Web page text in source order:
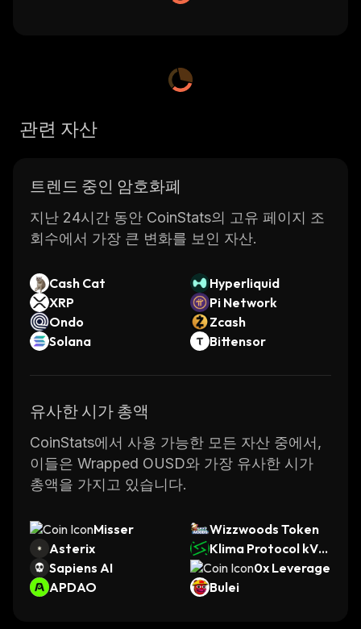
관련 자산
트렌드 중인 암호화폐
지난 24시간 동안 CoinStats의 고유 페이지 조
회수에서 가장 큰 변화를 보인 자산.
Cash Cat
Hyperliquid
XRP
Pi Network
Ondo
Zcash
Solana
Bittensor
유사한 시가 총액
CoinStats에서 사용 가능한 모든 자산 중에서,
이들은 Wrapped OUSD와 가장 유사한 시가
총액을 가지고 있습니다.
Misser
Wizzwoods Token
Asterix
Klima Protocol kVC
M
Sapiens AI
0x Leverage
APDAO
Bulei